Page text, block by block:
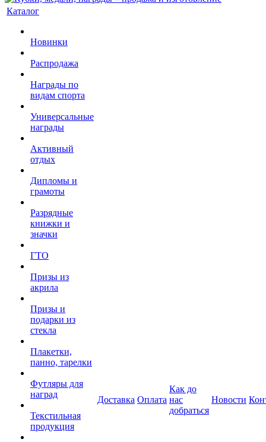
Каталог
Новинки
Распродажа
Награды по
видам спорта
Универсальные
награды
Активный
отдых
Дипломы и
грамоты
Разрядные
книжки и
значки
ГТО
Призы из
акрила
Призы и
подарки из
стекла
Плакетки,
панно, тарелки
Футляры для
наград
Текстильная
продукция
Доставка Оплата
Как до
нас
добраться
Новости